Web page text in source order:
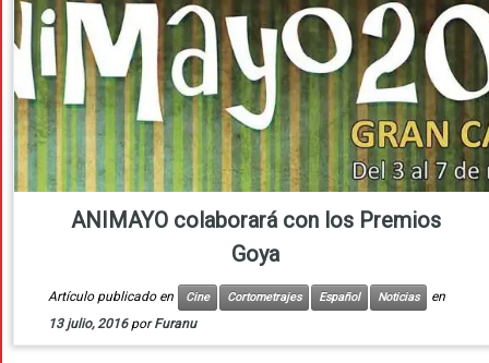
ANIMAYO colaborará con los Premios
Goya
Artículo publicado en Cine Cortometrajes Español Noticias
en
13 julio, 2016 porFuranu